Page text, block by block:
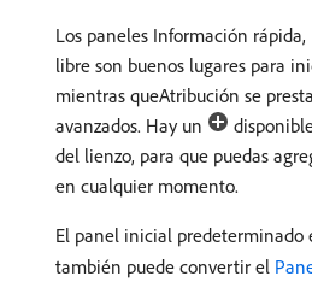
Los paneles Información
libre son buenos lugares para
mientras queAtribución se
avanzados. Hay un
del lienzo, para que puedas
en cualquier momento.
El panel inicial predeterminado
también puede convertir el